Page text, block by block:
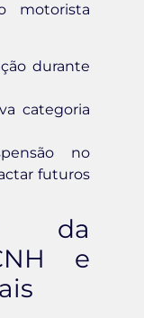
motorista
durante
categoria
no
futuros
da
e